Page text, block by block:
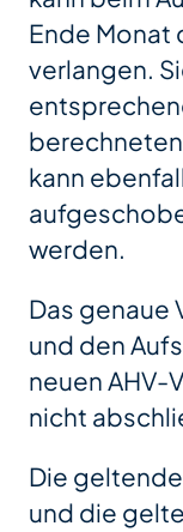
Ende Monat
verlangen.
kann
werden.
Das genaue
und den
neuen AHV-
nicht
Die
und die